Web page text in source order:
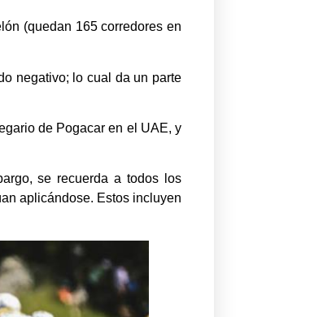
(quedan 165 corredores en
negativo; lo cual da un parte
de Pogacar en el UAE, y
se recuerda a todos los
aplicándose. Estos incluyen